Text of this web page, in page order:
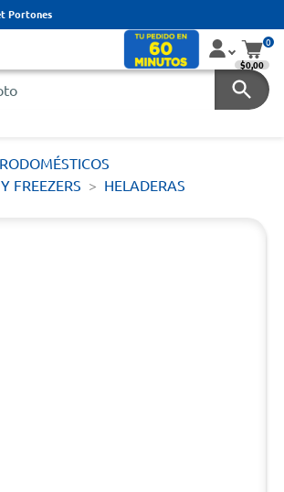
Portones
0
$0,00
FREEZERS
HELADERAS